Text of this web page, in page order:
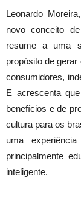
Leonardo
novo conceito
resume a uma
propósito de
consumidores,
E acrescenta
benefícios e de
cultura para os
uma
principalmente
inteligente.